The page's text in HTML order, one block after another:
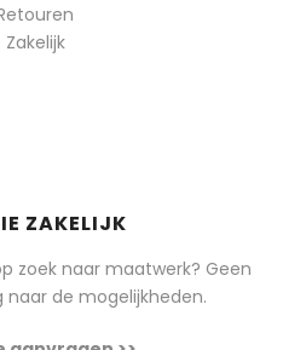
Zakelijk
ZAKELIJK
zoek naar maatwerk? Geen
naar de mogelijkheden.